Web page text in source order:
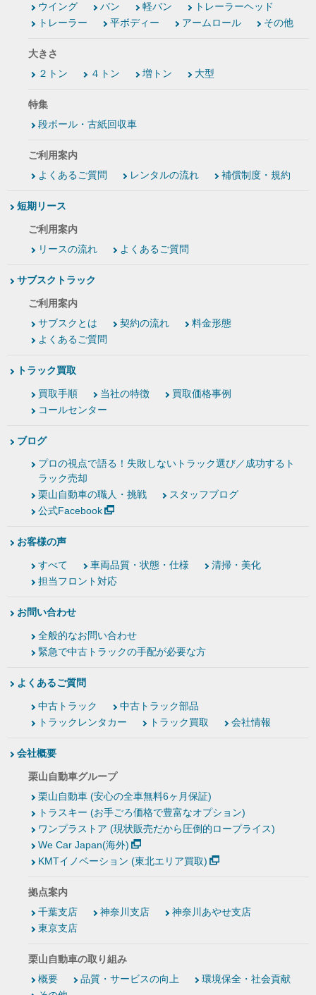
ウイング
バン 軽バン
トレーラーヘッド
トレーラー
平ボディー アームロール その他
大きさ
２トン
４トン 増トン 大型
特集
段ボール・古紙回収車
ご利用案内
よくあるご質問
レンタルの流れ 補償制度・規約
短期リース
ご利用案内
リースの流れ
よくあるご質問
サブスクトラック
ご利用案内
サブスクとは
契約の流れ
料金形態
よくあるご質問
トラック買取
買取手順 当社の特徴
買取価格事例
コールセンター
ブログ
プロの視点で語る！失敗しないトラック選び／成功するト
ラック売却
栗山自動車の職人・挑戦
スタッフブログ
公式Facebook
お客様の声
すべて 車両品質・状態・仕様
清掃・美化
担当フロント対応
お問い合わせ
全般的なお問い合わせ
緊急で中古トラックの手配が必要な方
よくあるご質問
中古トラック
中古トラック部品
トラックレンタカー
トラック買取 会社情報
会社概要
栗山自動車グループ
栗山自動車 (安心の全車無料6ヶ月保証)
トラスキー (お手ごろ価格で豊富なオプション)
ワンプラストア (現状販売だから圧倒的ロープライス)
We Car Japan(海外)
KMTイノベーション (東北エリア買取)
拠点案内
千葉支店
神奈川支店
神奈川あやせ支店
東京支店
栗山自動車の取り組み
概要
品質・サービスの向上
環境保全・社会貢献